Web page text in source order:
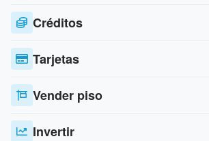
Créditos
Tarjetas
Vender piso
Invertir